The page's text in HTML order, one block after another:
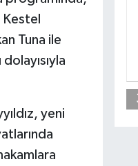
Tuna ile
yeni